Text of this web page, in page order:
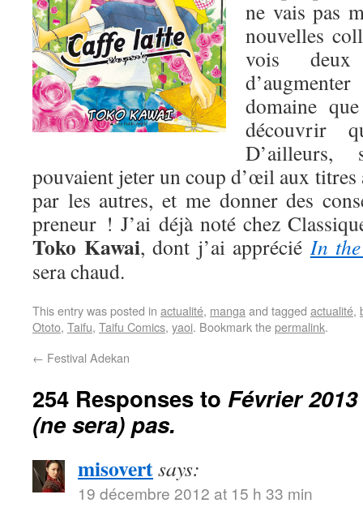
ne vais pas
nouvelles
vois deux
domaine
découvrir
D’ailleurs,
pouvaient jeter un coup d’œil aux titres
par les autres, et me donner des
preneur ! J’ai déjà noté chez
Toko Kawai, dont j’ai appréciéIn
sera chaud.
This entry was posted in actualité, manga and tagged actualité,
Ototo, Taifu, Taifu Comics, yaoi. Bookmark thepermalink.
← Festival Adekan
254 Responses to Février
(ne sera) pas.
misovertsays:
19 décembre 2012 at 15 h 33 min